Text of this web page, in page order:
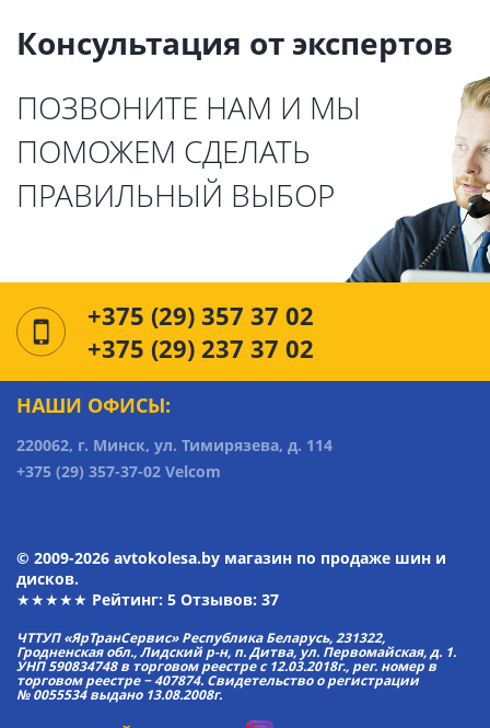
Консультация от экспертов
ПОЗВОНИТЕ НАМ И МЫ
ПОМОЖЕМ СДЕЛАТЬ
ПРАВИЛЬНЫЙ ВЫБОР
+375 (29) 357 37 02
+375 (29) 237 37 02
НАШИ ОФИСЫ:
220062, г. Минск, ул. Тимирязева, д. 114
+375 (29) 357-37-02 Velcom
© 2009-2026 avtokolesa.by магазин по продаже шин и
дисков.
★★★★★ Рейтинг: 5 Отзывов: 37
ЧТТУП «ЯрТранСервис» Республика Беларусь, 231322,
Гродненская обл., Лидский р-н, п. Дитва, ул. Первомайская, д. 1.
УНП 590834748 в торговом реестре с 12.03.2018г., рег. номер в
торговом реестре − 407874. Свидетельство о регистрации
№ 0055534 выдано 13.08.2008г.